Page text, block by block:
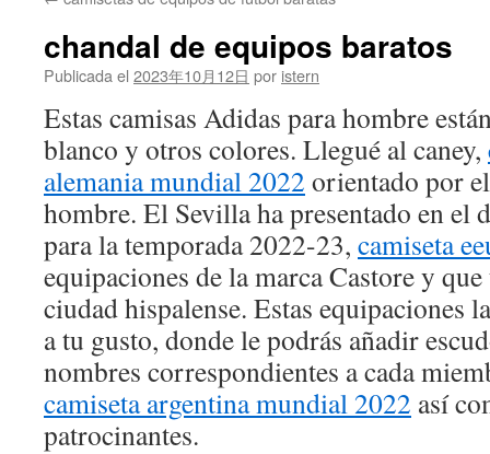
chandal de equipos baratos
Publicada el 2023年10月12日 por istern
Estas camisas Adidas para hombre
blanco y otros colores. Llegué al caney,
alemania mundial 2022 orientado por
hombre. El Sevilla ha presentado en el
para la temporada 2022-23, camiseta
equipaciones de la marca Castore y
ciudad hispalense. Estas equipaciones
a tu gusto, donde le podrás añadir
nombres correspondientes a cada
camiseta argentina mundial 2022 así
patrocinantes.